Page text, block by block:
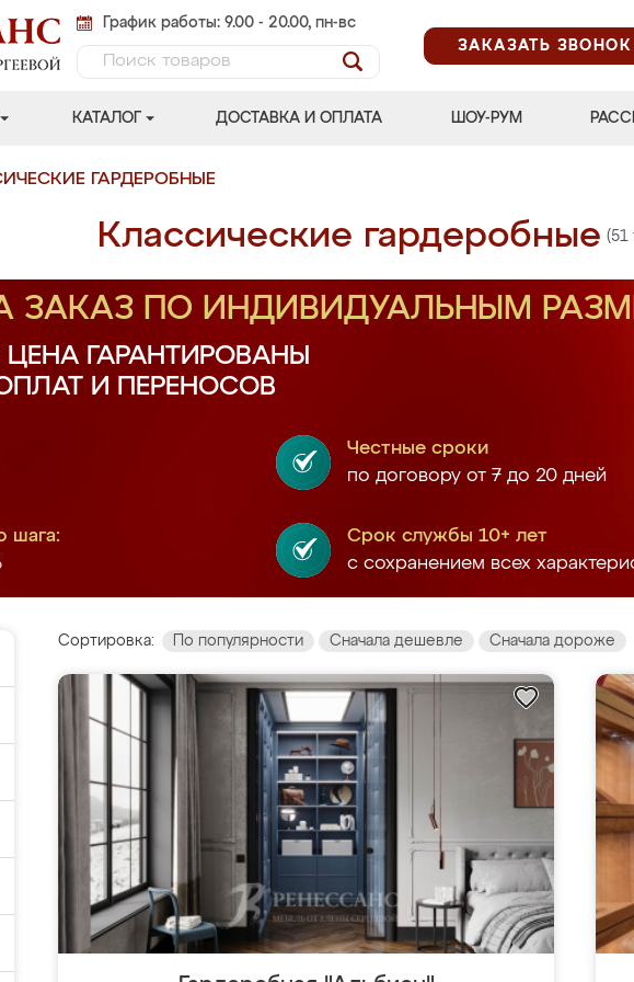
График работы: 9.00 - 20.00, пн-вс
ЗАКАЗАТЬ ЗВОНОК
КАТАЛОГ ДОСТАВКА И ОПЛАТА ШОУ-РУМ
ГАРДЕРОБНЫЕ
Классические гардеробные (51
ЗАКАЗ ПО ИНДИВИДУАЛЬНЫМ
ГАРАНТИРОВАНЫ
И ПЕРЕНОСОВ
Честные сроки
по договору от 7 до 20 дней
шага:
Срок службы 10+ лет
с сохранением всех
Сортировка: По популярности Сначала дешевле Сначала дороже